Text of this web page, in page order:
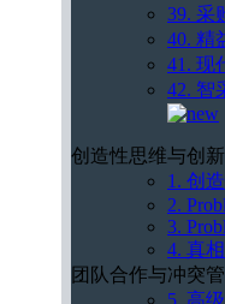
39. 采
40. 精
41. 现
42. 智
创造性思维与创新
1. 创
2.
3.
4. 真
团队合作与冲突
5. 高